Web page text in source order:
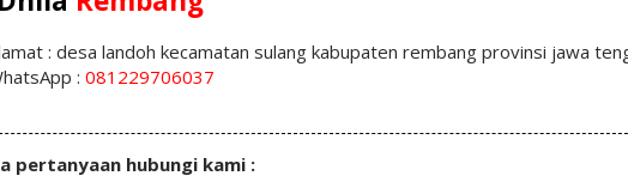
: desa landoh kecamatan sulang kabupaten rembang provinsi jawa
: 081229706037
pertanyaan hubungi kami :